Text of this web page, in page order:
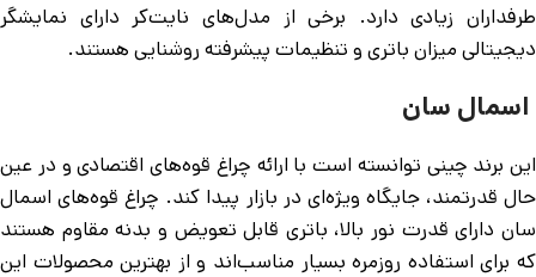
طرفداران زیادی دارد. برخی از مدل‌های نایت‌کر دارای نمایشگر
دیجیتالی میزان باتری و تنظیمات پیشرفته روشنایی هستند.
اسمال سان
این برند چینی توانسته است با ارائه چراغ قوه‌های اقتصادی و در عین
حال قدرتمند، جایگاه ویژه‌ای در بازار پیدا کند. چراغ قوه‌های اسمال
سان دارای قدرت نور بالا، باتری قابل تعویض و بدنه مقاوم هستند
که برای استفاده روزمره بسیار مناسب‌اند و از بهترین محصولات این